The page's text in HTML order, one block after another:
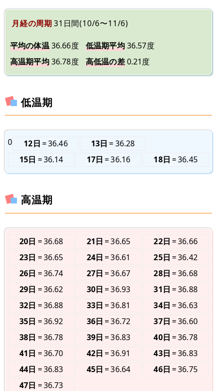
月経の周期31日間(10/6〜11/6)
平均の体温36.66度 低温期平均36.57度
高温期平均36.78度 高低温の差0.21度
低温期
0 12日 36.46 13日
36.28
15日
36.14 17日 36.16 18日 36.45
高温期
20日 36.68 21日 36.65 22日
36.66
23日
36.65 24日 36.61 25日
36.42
26日
36.74 27日 36.67 28日
36.68
29日
36.62 30日 36.93 31日
36.88
32日
36.88 33日 36.81 34日
36.63
35日
36.92 36日 36.72 37日
36.60
38日
36.78 39日 36.83 40日
36.78
41日
36.70 42日 36.91 43日
36.83
44日
36.83 45日 36.64 46日
36.75
47日
36.73